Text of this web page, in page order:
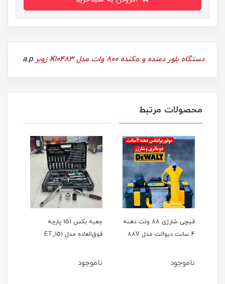
دستگاه بلور دمنده و مکنده 800 وات مدل K10483 زوبر a.p
محصولات مرتبط
قیچی شارژی 88 ولت دهنه
4 سانت دیوالت مدل 88V
ناموجود
جعبه بکس 151 پارچه
فوق‌العاده مدل ET_151
ناموجود